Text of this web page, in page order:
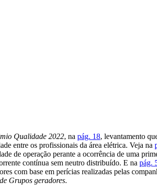
Qualidade 2022, na pág. 18, levantamento
entre os profissionais da área elétrica. Veja na
de operação perante a ocorrência de uma
contínua sem neutro distribuído. E na pág.
com base em perícias realizadas pelas
Grupos geradores.